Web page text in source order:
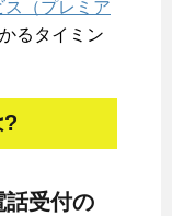
（プレミア
るタイミン
受付の